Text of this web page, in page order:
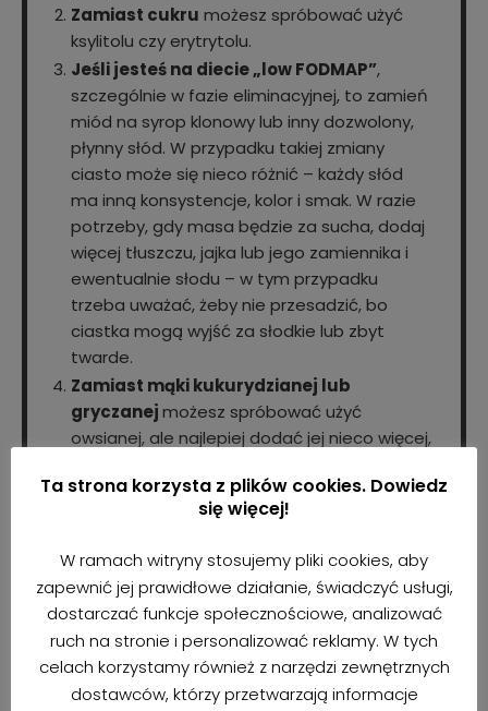
Zamiast cukru możesz spróbować użyć
ksylitolu czy erytrytolu.
Jeśli jesteś na diecie „low FODMAP”,
szczególnie w fazie eliminacyjnej, to zamień
miód na syrop klonowy lub inny dozwolony,
płynny słód. W przypadku takiej zmiany
ciasto może się nieco różnić – każdy słód
ma inną konsystencje, kolor i smak. W razie
potrzeby, gdy masa będzie za sucha, dodaj
więcej tłuszczu, jajka lub jego zamiennika i
ewentualnie słodu – w tym przypadku
trzeba uważać, żeby nie przesadzić, bo
ciastka mogą wyjść za słodkie lub zbyt
twarde.
Zamiast mąki kukurydzianej lub
gryczanejmożesz spróbować użyć
owsianej, ale najlepiej dodać jej nieco więcej,
SKORZYSTAŁAŚ/ SKORZYSTAŁEŚ Z
PRZEPISU?
Daj znać jak Ci poszło i oznacz mnie na
Instagramie@bezbezpl
Ta strona korzysta z plików cookies. Dowiedz
się więcej!
W ramach witryny stosujemy pliki cookies, aby
zapewnić jej prawidłowe działanie, świadczyć usługi,
dostarczać funkcje społecznościowe, analizować
ruch na stronie i personalizować reklamy. W tych
celach korzystamy również z narzędzi zewnętrznych
dostawców, którzy przetwarzają informacje